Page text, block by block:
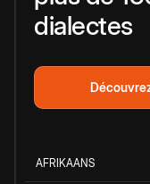
dialectes
AFRIKAANS